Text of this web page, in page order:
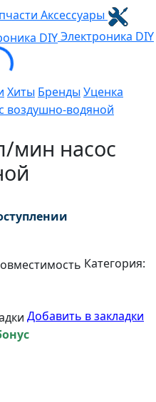
Аксессуары
Электроника DIY
Хиты Бренды Уценка
мин насос
Категория:
Добавить в закладки